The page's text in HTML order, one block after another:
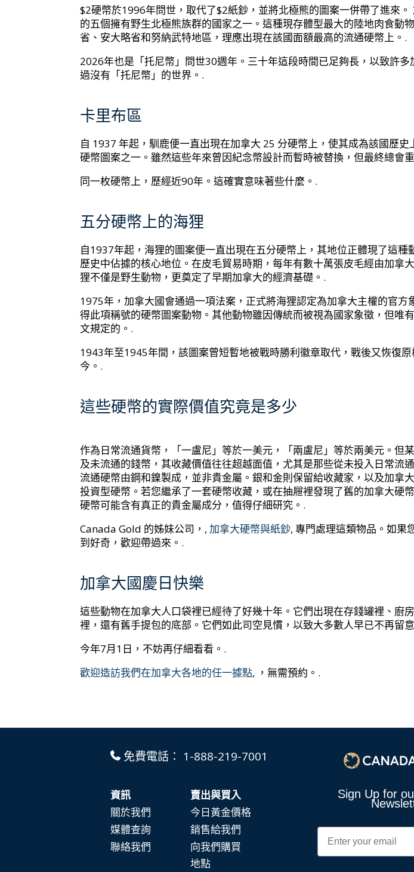
$2硬幣於1996年問世，取代了$2紙鈔，並將北極熊的圖案一併帶了進來。
的五個擁有野生北極熊族群的國家之一。這種現存體型最大的陸地肉食動
省、安大略省和努納武特地區，理應出現在該國面額最高的流通硬幣上。.
2026年也是「托尼幣」問世30週年。三十年這段時間已足夠長，以致許多
過沒有「托尼幣」的世界。.
卡里布區
自 1937 年起，馴鹿便一直出現在加拿大 25 分硬幣上，使其成為該國歷史
硬幣圖案之一。雖然這些年來曾因紀念幣設計而暫時被替換，但最終總會
同一枚硬幣上，歷經近90年。這確實意味著些什麼。.
五分硬幣上的海狸
自1937年起，海狸的圖案便一直出現在五分硬幣上，其地位正體現了這種
歷史中佔據的核心地位。在皮毛貿易時期，每年有數十萬張皮毛經由加拿
狸不僅是野生動物，更奠定了早期加拿大的經濟基礎。.
1975年，加拿大國會通過一項法案，正式將海狸認定為加拿大主權的官方
得此項稱號的硬幣圖案動物。其他動物雖因傳統而被視為國家象徵，但唯
文規定的。.
1943年至1945年間，該圖案曾短暫地被戰時勝利徽章取代，戰後又恢復
今。.
這些硬幣的實際價值究竟是多少
作為日常流通貨幣，「一盧尼」等於一美元，「兩盧尼」等於兩美元。但
及未流通的錢幣，其收藏價值往往超越面值，尤其是那些從未投入日常流
流通硬幣由鋼和鎳製成，並非貴金屬。銀和金則保留給收藏家，以及加拿
投資型硬幣。若您繼承了一套硬幣收藏，或在抽屜裡發現了舊的加拿大硬
硬幣可能含有真正的貴金屬成分，值得仔細研究。.
Canada Gold 的姊妹公司，,加拿大硬幣與紙鈔, 專門處理這類物品。如果
到好奇，歡迎帶過來。.
加拿大國慶日快樂
這些動物在加拿大人口袋裡已經待了好幾十年。它們出現在存錢罐裡、廚
裡，還有舊手提包的底部。它們如此司空見慣，以致大多數人早已不再留
今年7月1日，不妨再仔細看看。.
歡迎造訪我們在加拿大各地的任一據點, ，無需預約。.
免費電話： 1-888-219-7001
資訊
賣出與買入
關於我們
今日黃金價格
媒體查詢
銷售給我們
聯絡我們
向我們購買
地點
Sign Up for
Email